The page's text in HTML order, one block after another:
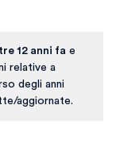
12 anni fa e
relative a
degli anni
aggiornate.